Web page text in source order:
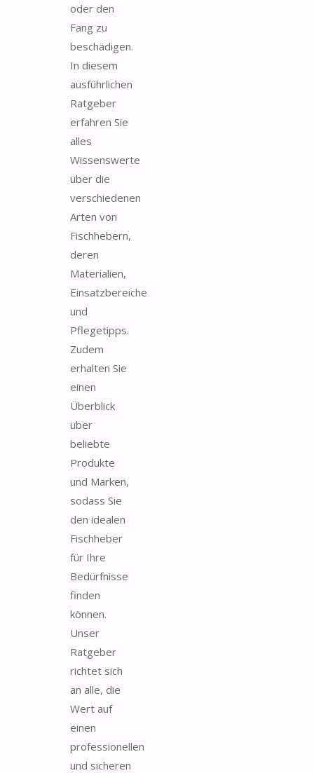
oder den
Fang zu
beschädigen.
In diesem
ausführlichen
Ratgeber
erfahren Sie
alles
Wissenswerte
über die
verschiedenen
Arten von
Fischhebern,
deren
Materialien,
Einsatzbereiche
und
Pflegetipps.
Zudem
erhalten Sie
einen
Überblick
über
beliebte
Produkte
und Marken,
sodass Sie
den idealen
Fischheber
für Ihre
Bedürfnisse
finden
können.
Unser
Ratgeber
richtet sich
an alle, die
Wert auf
einen
professionellen
und sicheren